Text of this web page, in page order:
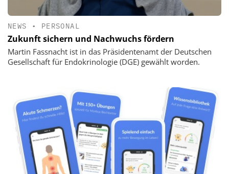
NEWS • PERSONAL
Zukunft sichern und Nachwuchs fördern
Martin Fassnacht ist in das Präsidentenamt der Deutschen
Gesellschaft für Endokrinologie (DGE) gewählt worden.